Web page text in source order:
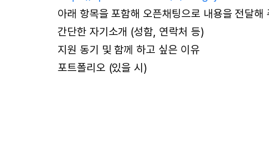
아래 항목을 포함해 오픈채팅으로 내용을 전달해
간단한 자기소개 (성함, 연락처 등)
지원 동기 및 함께 하고 싶은 이유
포트폴리오 (있을 시)